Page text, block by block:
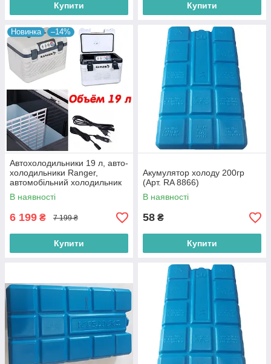
Купити Купити
Новинка –14%
Автохолодильники 19 л, авто-
холодильники Ranger,
автомобільний холодильник
обсяг 19 л, холодильники для
машини
В наявності
6 199 ₴ 7 199 ₴
Купити
Акумулятор холоду 200гр
(Арт. RA 8866)
В наявності
58 ₴
Купити